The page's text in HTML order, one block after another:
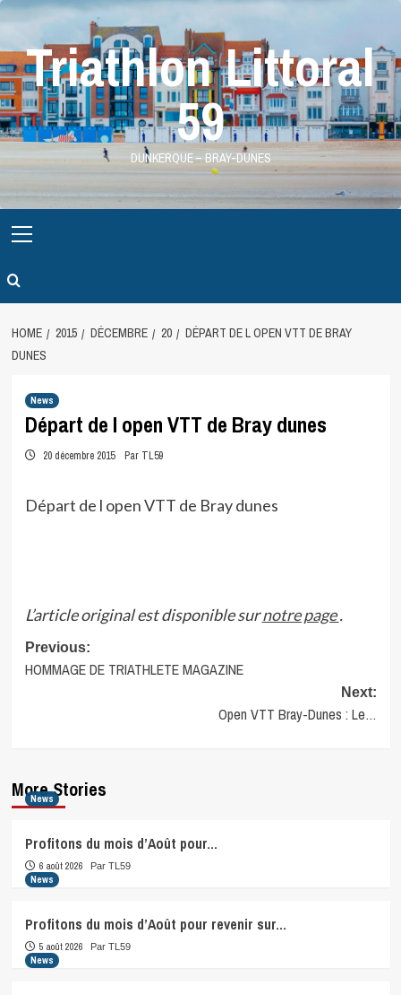
Skip
contentTriathlon Littoral
59
DUNKERQUE – BRAY-DUNES
Menu
HOME 2015 DÉCEMBRE 20
DÉPART DE L OPEN VTT DE BRAY
DUNES
News
Départ de l open VTT de Bray dunes
20 décembre 2015 Par TL59
Départ de l open VTT de Bray dunes
L’article original est disponible surnotre page.
Post
navigation
Previous:
HOMMAGE DE TRIATHLETE MAGAZINE
Next:
Open VTT Bray-Dunes : Le…
More Stories
News
Profitons du mois d’Août pour…
6 août 2026 Par TL59
News
Profitons du mois d’Août pour revenir sur…
5 août 2026 Par TL59
News